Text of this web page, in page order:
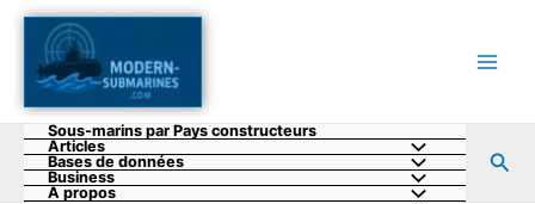
Aller
contenu
Sous-marins par Pays constructeurs
Articles
Bases de données
Business
A propos